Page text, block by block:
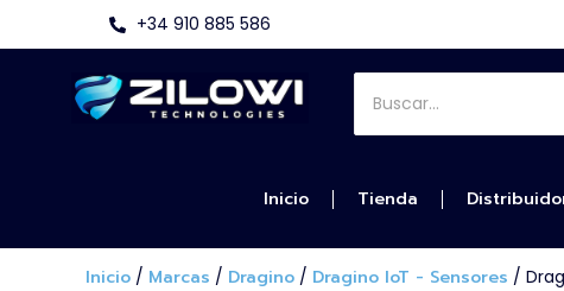
+34 910 885 586
Inicio Tienda
Inicio / Marcas / Dragino / Dragino IoT - Sensores /